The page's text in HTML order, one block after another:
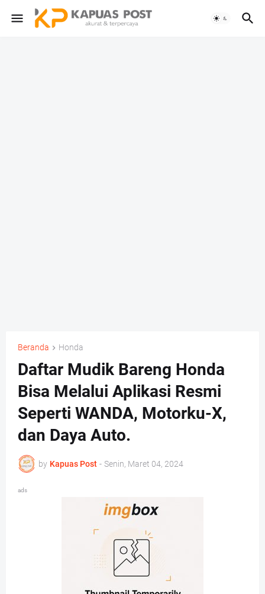
Beranda Honda
Daftar Mudik Bareng Honda
Bisa Melalui Aplikasi Resmi
Seperti WANDA, Motorku-X,
dan Daya Auto.
by Kapuas Post - Senin, Maret 04, 2024
ads